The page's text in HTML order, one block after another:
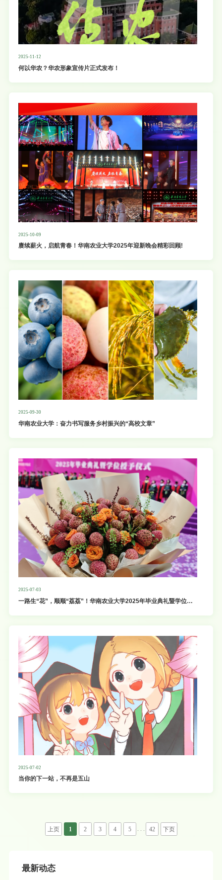
2025-11-12
何以华农？华农形象宣传片正式发布！
2025-10-09
赓续薪火，启航青春！华南农业大学2025年迎新晚会精彩回顾!
2025-09-30
华南农业大学：奋力书写服务乡村振兴的“高校文章”
2025-07-03
一路生“花”，顺顺“荔荔”！华南农业大学2025年毕业典礼暨学位授
2025-07-02
当你的下一站，不再是五山
上页 1 2 3 4 5 . . . 42 下页
最新动态